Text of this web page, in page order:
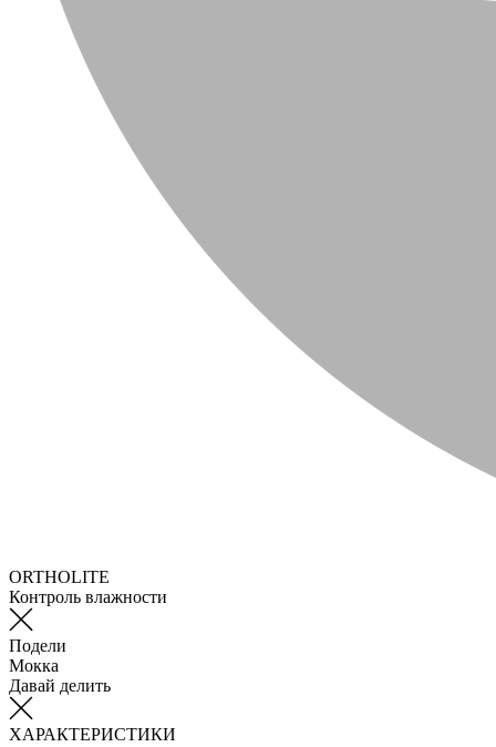
ORTHOLITE
Контроль влажности
Подели
Мокка
Давай делить
ХАРАКТЕРИСТИКИ